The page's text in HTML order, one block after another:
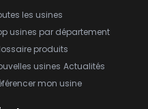
les usines
usines par département
produits
usines Actualités
mon usine